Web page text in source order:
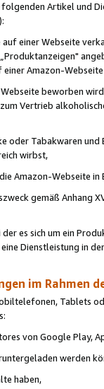
Artikel und
einer Webseite
einer Amazon-
beworben
Vertrieb
oder Tabakwaren
wirbst,
Amazon-Webseite in
gemäß Anhang
es sich um ein
Dienstleistung in
im Rahmen
Tablets
von Google Play,
werden
haben,